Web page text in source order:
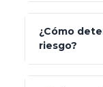
93
¿Cómo
riesgo?